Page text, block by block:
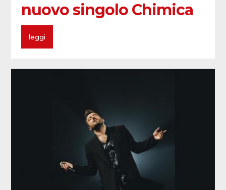
nuovo singolo Chimica
leggi